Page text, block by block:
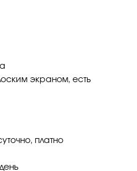
экраном, есть
платно